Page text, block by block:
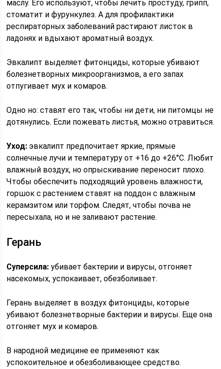
маслу. Его используют, чтобы лечить простуду, грипп,
стоматит и фурункулез. А для профилактики
респираторных заболеваний растирают листок в
ладонях и вдыхают ароматный воздух.
Эвкалипт выделяет фитонциды, которые убивают
болезнетворных микроорганизмов, а его запах
отпугивает мух и комаров.
Одно но: ставят его так, чтобы ни дети, ни питомцы не
дотянулись. Если пожевать листья, можно отравиться.
Уход: эвкалипт предпочитает яркие, прямые
солнечные лучи и температуру от +16 до +26°C. Любит
влажный воздух, но опрыскивание переносит плохо.
Чтобы обеспечить подходящий уровень влажности,
горшок с растением ставят на поддон с влажным
керамзитом или торфом. Следят, чтобы почва не
пересыхала, но и не заливают растение.
Герань
Суперсила: убивает бактерии и вирусы, отгоняет
насекомых, успокаивает, обезболивает.
Герань выделяет в воздух фитонциды, которые
убивают болезнетворные бактерии и вирусы. Еще она
отгоняет мух и комаров.
В народной медицине ее применяют как
успокоительное и обезболивающее средство.